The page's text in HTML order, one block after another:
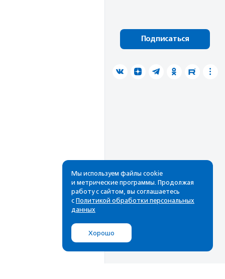
Подписаться
Мы используем файлы cookie
и метрические программы. Продолжая
работу с сайтом, вы соглашаетесь
с Политикой обработки персональных
данных
Хорошо